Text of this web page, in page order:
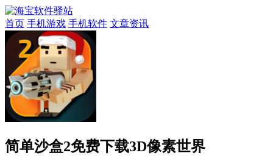
首页 手机游戏 手机软件 文章资讯
简单沙盒2免费下载3D像素世界